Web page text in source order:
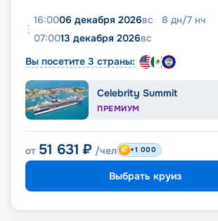
16:0006 декабря 2026вс 8 дн/7 нч
07:0013 декабря 2026вс
Вы посетите 3 страны:
Celebrity Summit
ПРЕМИУМ
от 51 631 ₽ /чел +1 000
Выбрать круиз